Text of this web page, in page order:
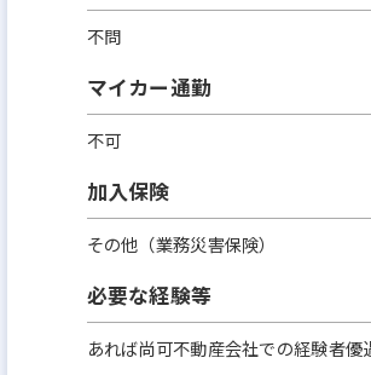
不問
マイカー通勤
不可
加入保険
その他（業務災害保険）
必要な経験等
あれば尚可不動産会社での経験者優